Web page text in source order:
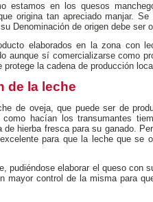
estamos en los quesos
origina tan apreciado manjar.
Denominación de origen debe ser
elaborados en la zona con
aunque sí comercializarse como
protege la cadena de producción
de la leche
de oveja, que puede ser de
hacían los transumantes
hierba fresca para su ganado.
para que la leche que
elaborar el queso con
control de la misma para